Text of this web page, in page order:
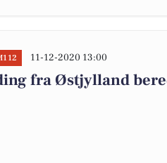
11-12-2020 13:00
fra Østjylland